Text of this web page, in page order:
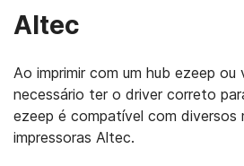
Altec
Ao imprimir com um hub ezeep ou
necessário ter o driver correto
ezeep é compatível com diversos
impressoras Altec.